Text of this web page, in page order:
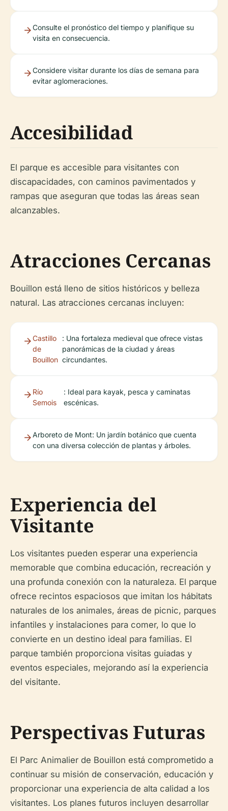
Consulte el pronóstico del tiempo y planifique su
visita en consecuencia.
Considere visitar durante los días de semana para
evitar aglomeraciones.
Accesibilidad
El parque es accesible para visitantes con
discapacidades, con caminos pavimentados y
rampas que aseguran que todas las áreas sean
alcanzables.
Atracciones Cercanas
Bouillon está lleno de sitios históricos y belleza
natural. Las atracciones cercanas incluyen:
Castillo
de
Bouillon
: Una fortaleza medieval que ofrece vistas
panorámicas de la ciudad y áreas
circundantes.
Río
Semois
: Ideal para kayak, pesca y caminatas
escénicas.
Arboreto de Mont: Un jardín botánico que cuenta
con una diversa colección de plantas y árboles.
Experiencia del
Visitante
Los visitantes pueden esperar una experiencia
memorable que combina educación, recreación y
una profunda conexión con la naturaleza. El parque
ofrece recintos espaciosos que imitan los hábitats
naturales de los animales, áreas de picnic, parques
infantiles y instalaciones para comer, lo que lo
convierte en un destino ideal para familias. El
parque también proporciona visitas guiadas y
eventos especiales, mejorando así la experiencia
del visitante.
Perspectivas Futuras
El Parc Animalier de Bouillon está comprometido a
continuar su misión de conservación, educación y
proporcionar una experiencia de alta calidad a los
visitantes. Los planes futuros incluyen desarrollar